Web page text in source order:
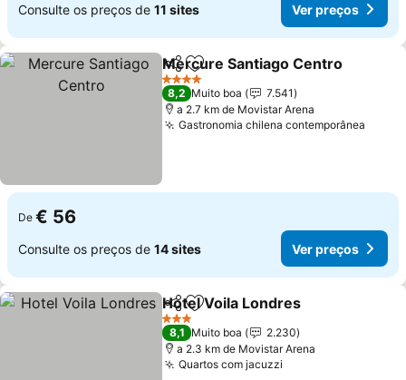
Consulte os preços de 11 sites Ver preços
PartilharAdicionar aos favoritos
Mercure Santiago Centro
4 Estrelas
8,2 Muito boa
7.541
a 2.7 km de Movistar Arena
Gastronomia chilena contemporânea
De € 56
Consulte os preços de 14 sites Ver preços
PartilharAdicionar aos favoritos
Hotel Voila Londres
3 Estrelas
8,1 Muito boa
2.230
a 2.3 km de Movistar Arena
Quartos com jacuzzi